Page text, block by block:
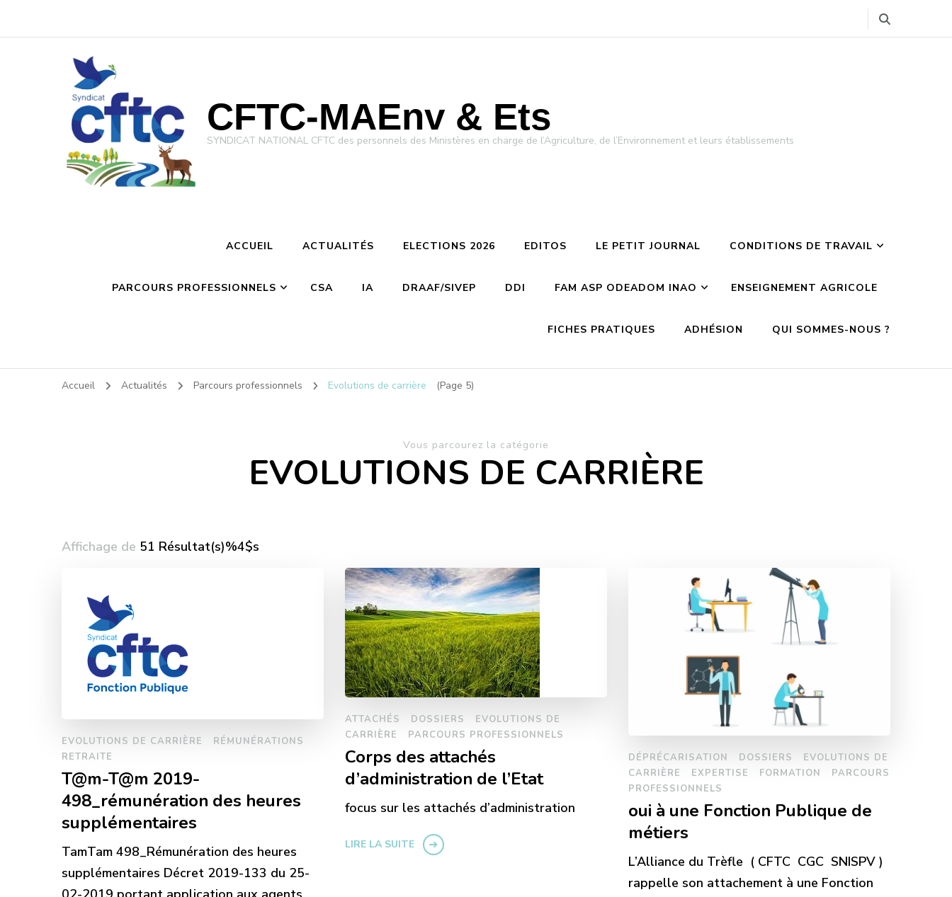
CFTC-MAEnv & Ets
SYNDICAT NATIONAL CFTC des personnels des Ministères en charge de l’Agriculture, de l’Environnement et leurs établissements
ACCUEIL ACTUALITÉS ELECTIONS 2026 EDITOS LE PETIT JOURNAL CONDITIONS DE TRAVAIL
PARCOURS PROFESSIONNELS CSA IA DRAAF/SIVEP DDI FAM ASP ODEADOM INAO ENSEIGNEMENT AGRICOLE
FICHES PRATIQUES ADHÉSION QUI SOMMES-NOUS ?
Accueil Actualités Parcours professionnels Evolutions de carrière (Page 5)
Vous parcourez la catégorie
EVOLUTIONS DE CARRIÈRE
Affichage de 51 Résultat(s)%4$s
EVOLUTIONS DE CARRIÈRE
RÉMUNÉRATIONS
RETRAITE
T@m-T@m 2019-
498_rémunération des heures
supplémentaires
TamTam 498_Rémunération des heures
supplémentaires Décret 2019-133 du 25-
ATTACHÉS DOSSIERS
EVOLUTIONS DE
CARRIÈRE
PARCOURS PROFESSIONNELS
Corps des attachés
d’administration de l’Etat
focus sur les attachés d’administration
LIRE LA SUITE
DÉPRÉCARISATION DOSSIERS
EVOLUTIONS DE
CARRIÈRE
EXPERTISE FORMATION
PARCOURS
PROFESSIONNELS
oui à une Fonction Publique de
métiers
L’Alliance du Trèfle ( CFTC CGC SNISPV )
rappelle son attachement à une Fonction